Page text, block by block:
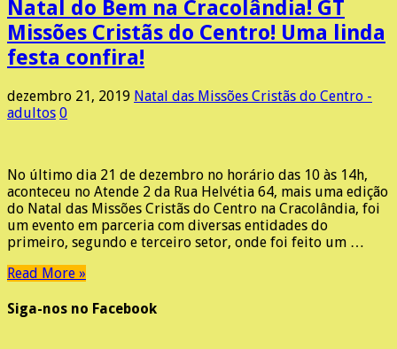
Natal do Bem na Cracolândia! GT
Missões Cristãs do Centro! Uma linda
festa confira!
dezembro 21, 2019 Natal das Missões Cristãs do Centro -
adultos 0
No último dia 21 de dezembro no horário das 10 às 14h,
aconteceu no Atende 2 da Rua Helvétia 64, mais uma edição
do Natal das Missões Cristãs do Centro na Cracolândia, foi
um evento em parceria com diversas entidades do
primeiro, segundo e terceiro setor, onde foi feito um …
Read More »
Siga-nos no Facebook